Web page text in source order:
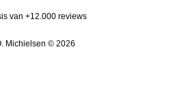
van +12.000 reviews
Michielsen © 2026